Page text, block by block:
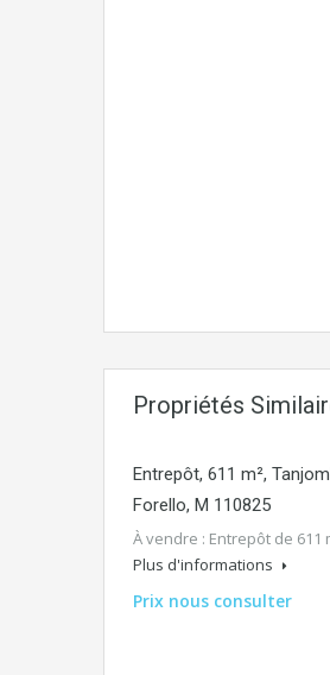
Propriétés
Entrepôt, 611 m²,
Forello, M 110825
À vendre : Entrepôt de 611
Plus d'informations
Prix nous consulter